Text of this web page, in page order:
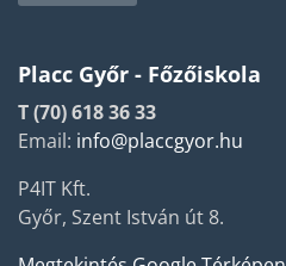
Placc Győr - Főzőiskola
T (70) 618 36 33
Email: info@placcgyor.hu
P4IT Kft.
Győr, Szent István út 8.